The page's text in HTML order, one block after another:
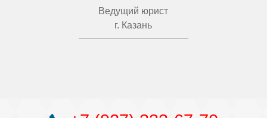
Ведущий юрист
г. Казань